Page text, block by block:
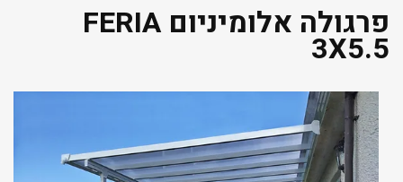
פרגולה אלומיניום FERIA
3X5.5